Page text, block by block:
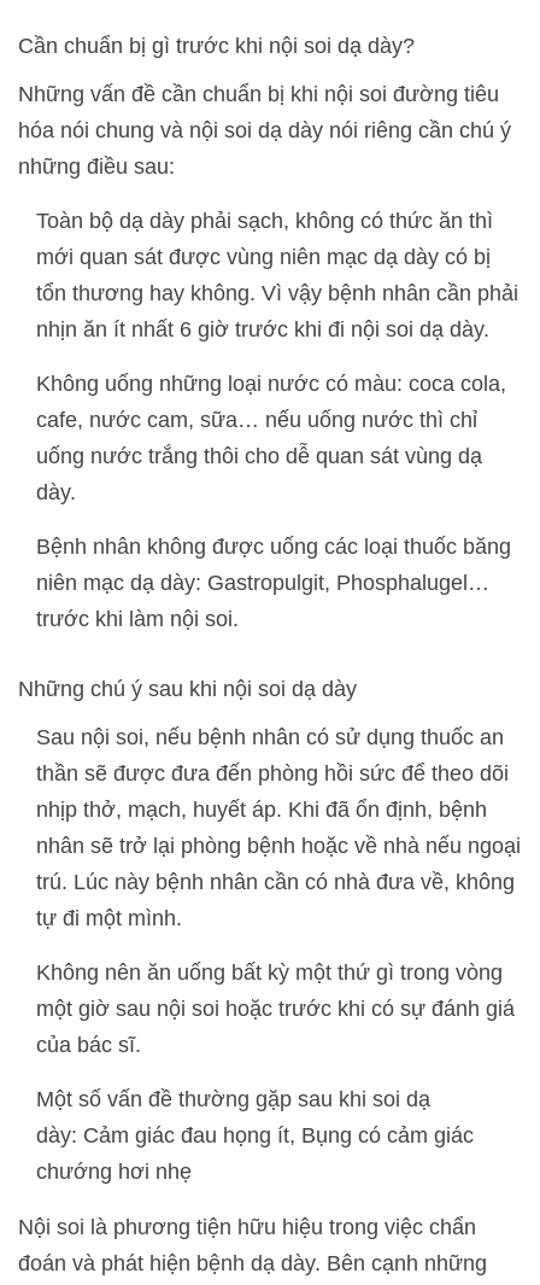
Cần chuẩn bị gì trước khi nội soi dạ dày?
Những vấn đề cần chuẩn bị khi nội soi đường tiêu
hóa nói chung và nội soi dạ dày nói riêng cần chú ý
những điều sau:
Toàn bộ dạ dày phải sạch, không có thức ăn thì
mới quan sát được vùng niên mạc dạ dày có bị
tổn thương hay không. Vì vậy bệnh nhân cần phải
nhịn ăn ít nhất 6 giờ trước khi đi nội soi dạ dày.
Không uống những loại nước có màu: coca cola,
cafe, nước cam, sữa… nếu uống nước thì chỉ
uống nước trắng thôi cho dễ quan sát vùng dạ
dày.
Bệnh nhân không được uống các loại thuốc băng
niên mạc dạ dày: Gastropulgit, Phosphalugel…
trước khi làm nội soi.
Những chú ý sau khi nội soi dạ dày
Sau nội soi, nếu bệnh nhân có sử dụng thuốc an
thần sẽ được đưa đến phòng hồi sức để theo dõi
nhịp thở, mạch, huyết áp. Khi đã ổn định, bệnh
nhân sẽ trở lại phòng bệnh hoặc về nhà nếu ngoại
trú. Lúc này bệnh nhân cần có nhà đưa về, không
tự đi một mình.
Không nên ăn uống bất kỳ một thứ gì trong vòng
một giờ sau nội soi hoặc trước khi có sự đánh giá
của bác sĩ.
Một số vấn đề thường gặp sau khi soi dạ
dày: Cảm giác đau họng ít, Bụng có cảm giác
chướng hơi nhẹ
Nội soi là phương tiện hữu hiệu trong việc chẩn
đoán và phát hiện bệnh dạ dày. Bên cạnh những